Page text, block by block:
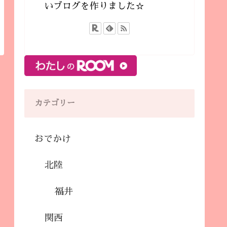
いブログを作りました☆
カテゴリー
おでかけ
北陸
福井
関西